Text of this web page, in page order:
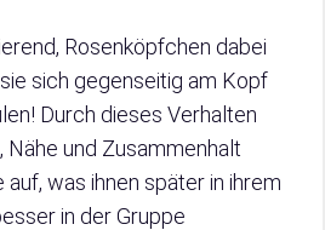
Rosenköpfchen dabei
sich gegenseitig am Kopf
Durch dieses Verhalten
Nähe und Zusammenhalt
auf, was ihnen später in ihrem
in der Gruppe